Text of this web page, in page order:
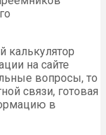
калькулятор
на сайте
вопросы, то
связи, готовая
в